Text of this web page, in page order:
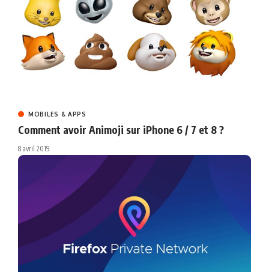
MOBILES & APPS
Comment avoir Animoji sur iPhone 6 / 7 et 8 ?
8 avril 2019